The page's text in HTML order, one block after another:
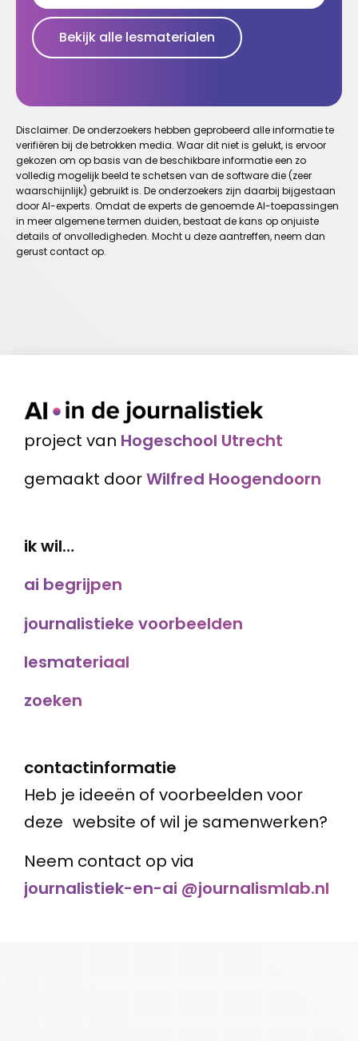
Bekijk alle lesmaterialen
Disclaimer. De onderzoekers hebben geprobeerd alle informatie te
verifiëren bij de betrokken media. Waar dit niet is gelukt, is ervoor
gekozen om op basis van de beschikbare informatie een zo
volledig mogelijk beeld te schetsen van de software die (zeer
waarschijnlijk) gebruikt is. De onderzoekers zijn daarbij bijgestaan
door AI-experts. Omdat de experts de genoemde AI-toepassingen
in meer algemene termen duiden, bestaat de kans op onjuiste
details of onvolledigheden. Mocht u deze aantreffen, neem dan
gerust contact op.
project van Hogeschool Utrecht
gemaakt doorWilfred Hoogendoorn
ik wil…
ai begrijpen
journalistieke voorbeelden
lesmateriaal
zoeken
contactinformatie
Heb je ideeën of voorbeelden voor
deze website of wil je samenwerken?
Neem contact op via
journalistiek-en-ai @journalismlab.nl